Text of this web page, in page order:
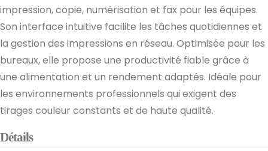
impression, copie, numérisation et fax pour les équipes.
Son interface intuitive facilite les tâches quotidiennes et
la gestion des impressions en réseau. Optimisée pour les
bureaux, elle propose une productivité fiable grâce à
une alimentation et un rendement adaptés. Idéale pour
les environnements professionnels qui exigent des
tirages couleur constants et de haute qualité.
Détails